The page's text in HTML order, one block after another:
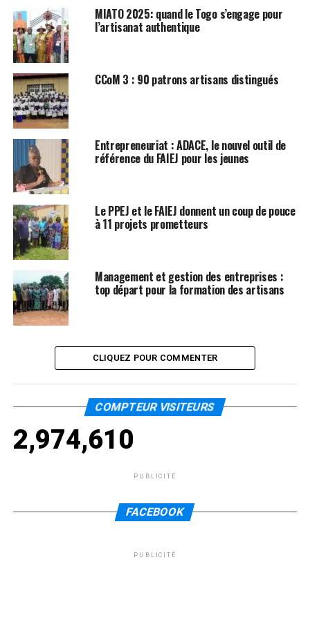
MIATO 2025: quand le Togo s’engage pour
l’artisanat authentique
CCoM 3 : 90 patrons artisans distingués
Entrepreneuriat : ADACE, le nouvel outil de
référence du FAIEJ pour les jeunes
Le PPEJ et le FAIEJ donnent un coup de pouce
à 11 projets prometteurs
Management et gestion des entreprises :
top départ pour la formation des artisans
CLIQUEZ POUR COMMENTER
COMPTEUR VISITEURS
2,974,610
PUBLICITÉ
FACEBOOK
PUBLICITÉ